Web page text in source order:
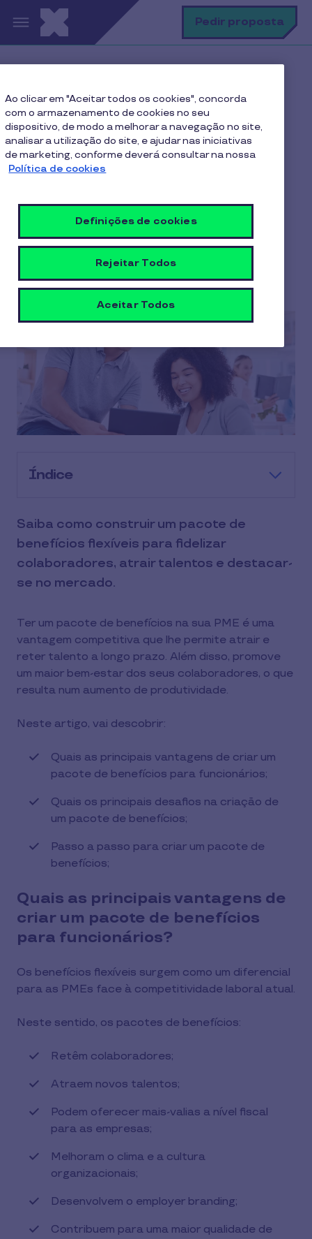
Passar para o conteúdo principalPedir proposta
Benefícios Sociais
Como construir um pacote de benefícios competitivo
para PMEs
Como construir um
pacote de benefícios
competitivo para PMEs
7 min de leitura 14/07/2025
Índice
Saiba como construir um pacote de
benefícios flexíveis para fidelizar
colaboradores, atrair talentos e destacar-
se no mercado.
Ter um pacote de benefícios na sua PME é uma
vantagem competitiva que lhe permite atrair e
reter talento a longo prazo. Além disso, promove
um maior bem-estar dos seus colaboradores, o que
resulta num aumento de produtividade.
Neste artigo, vai descobrir:
Quais as principais vantagens de criar um
pacote de benefícios para funcionários;
Quais os principais desafios na criação de
um pacote de benefícios;
Passo a passo para criar um pacote de
benefícios;
Quais as principais vantagens de
criar um pacote de benefícios
para funcionários?
Os benefícios flexíveis surgem como um diferencial
para as PMEs face à competitividade laboral atual.
Neste sentido, os pacotes de benefícios:
Retêm colaboradores;
Atraem novos talentos;
Podem oferecer mais-valias a nível fiscal
para as empresas;
Melhoram o clima e a cultura
organizacionais;
Desenvolvem o employer branding;
Contribuem para uma maior qualidade de
Ao clicar em "Aceitar todos os cookies", concorda
com o armazenamento de cookies no seu
dispositivo, de modo a melhorar a navegação no site,
analisar a utilização do site, e ajudar nas iniciativas
de marketing, conforme deverá consultar na nossa
Política de cookies
Definições de cookies
Rejeitar Todos
Aceitar Todos